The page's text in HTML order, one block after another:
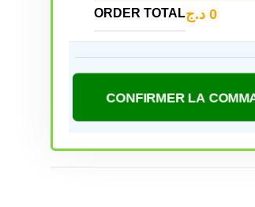
ORDER TOTAL 0 د.ج